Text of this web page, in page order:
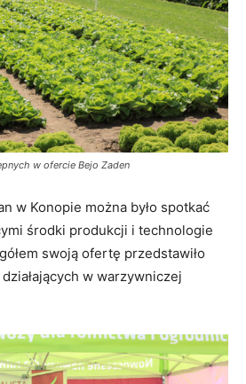
w ofercie Bejo Zaden
w Konopie można było spotkać
środki produkcji i technologie
swoją ofertę przedstawiło
w warzywniczej